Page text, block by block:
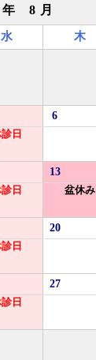
8月
水 木
日
6
日
13
盆休み
日
20
日
27